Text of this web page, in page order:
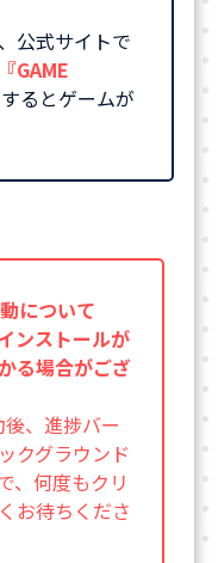
公式サイトで
『GAME
るとゲームが
について
ンストールが
る場合がござ
、進捗バー
クグラウンド
、何度もクリ
お待ちくださ